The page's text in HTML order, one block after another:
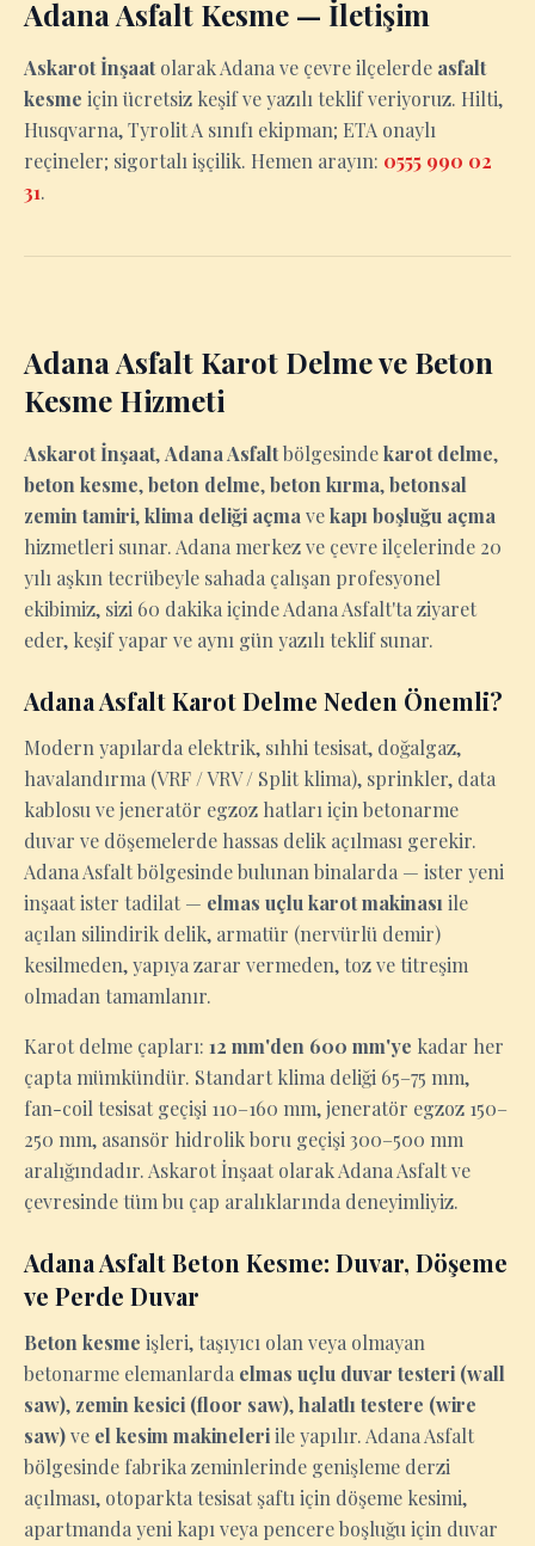
Adana Asfalt Kesme — İletişim
Askarot İnşaatolarak Adana ve çevre ilçelerde asfalt
kesme için ücretsiz keşif ve yazılı teklif veriyoruz. Hilti,
Husqvarna, Tyrolit A sınıfı ekipman; ETA onaylı
reçineler; sigortalı işçilik. Hemen arayın: 0555 990 02
31.
Adana Asfalt Karot Delme ve Beton
Kesme Hizmeti
Askarot İnşaat,Adana Asfaltbölgesindekarot delme,
beton kesme,beton delme,beton kırma,betonsal
zemin tamiri,klima deliği açma vekapı boşluğu açma
hizmetleri sunar. Adana merkez ve çevre ilçelerinde 20
yılı aşkın tecrübeyle sahada çalışan profesyonel
ekibimiz, sizi 60 dakika içinde Adana Asfalt'ta ziyaret
eder, keşif yapar ve aynı gün yazılı teklif sunar.
Adana Asfalt Karot Delme Neden Önemli?
Modern yapılarda elektrik, sıhhi tesisat, doğalgaz,
havalandırma (VRF / VRV / Split klima), sprinkler, data
kablosu ve jeneratör egzoz hatları için betonarme
duvar ve döşemelerde hassas delik açılması gerekir.
Adana Asfalt bölgesinde bulunan binalarda — ister yeni
inşaat ister tadilat — elmas uçlu karot makinası ile
açılan silindirik delik, armatür (nervürlü demir)
kesilmeden, yapıya zarar vermeden, toz ve titreşim
olmadan tamamlanır.
Karot delme çapları: 12 mm'den 600 mm'ye kadar her
çapta mümkündür. Standart klima deliği 65–75 mm,
fan-coil tesisat geçişi 110–160 mm, jeneratör egzoz 150–
250 mm, asansör hidrolik boru geçişi 300–500 mm
aralığındadır. Askarot İnşaat olarak Adana Asfalt ve
çevresinde tüm bu çap aralıklarında deneyimliyiz.
Adana Asfalt Beton Kesme: Duvar, Döşeme
ve Perde Duvar
Beton kesme işleri, taşıyıcı olan veya olmayan
betonarme elemanlarda elmas uçlu duvar testeri (wall
saw), zemin kesici (floor saw),halatlı testere (wire
saw)ve el kesim makineleriile yapılır. Adana Asfalt
bölgesinde fabrika zeminlerinde genişleme derzi
açılması, otoparkta tesisat şaftı için döşeme kesimi,
apartmanda yeni kapı veya pencere boşluğu için duvar